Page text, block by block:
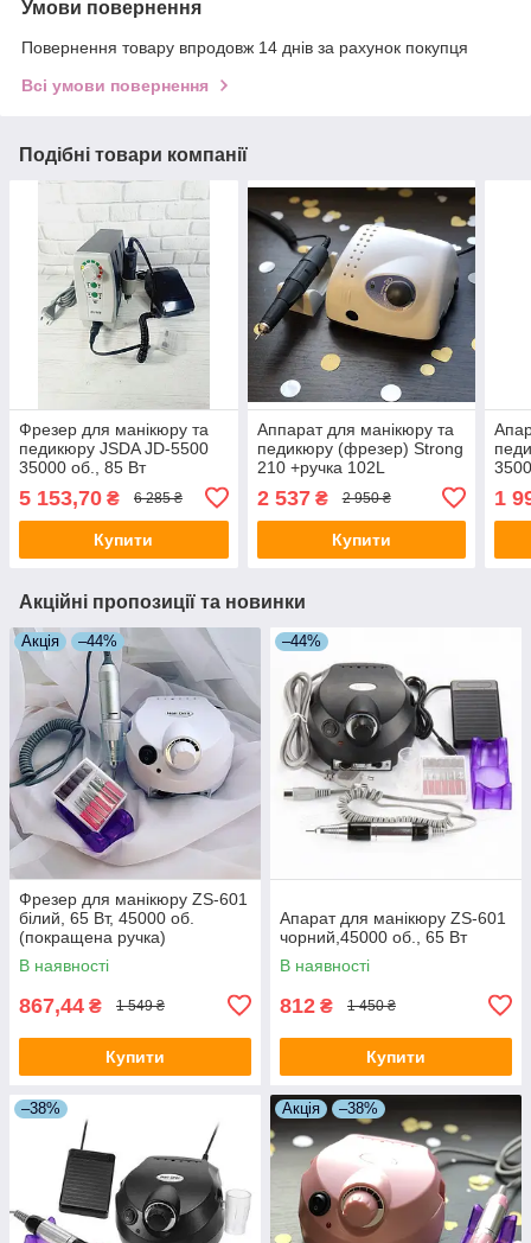
Умови повернення
Повернення товару впродовж 14 днів за рахунок покупця
Всі умови повернення
Подібні товари компанії
Фрезер для манікюру та
педикюру JSDA JD-5500
35000 об., 85 Вт
5 153,70 ₴ 6 285 ₴
Купити
Аппарат для манікюру та
педикюру (фрезер) Strong
210 +ручка 102L
2 537₴ 2 950 ₴
Купити
1
Акційні пропозиції та новинки
Акція –44%
Фрезер для манікюру ZS-601
білий, 65 Вт, 45000 об.
(покращена ручка)
В наявності
867,44 ₴ 1 549 ₴
Купити
–44%
Апарат для манікюру ZS-601
чорний,45000 об., 65 Вт
В наявності
812 ₴ 1 450 ₴
Купити
–38% Акція –38%